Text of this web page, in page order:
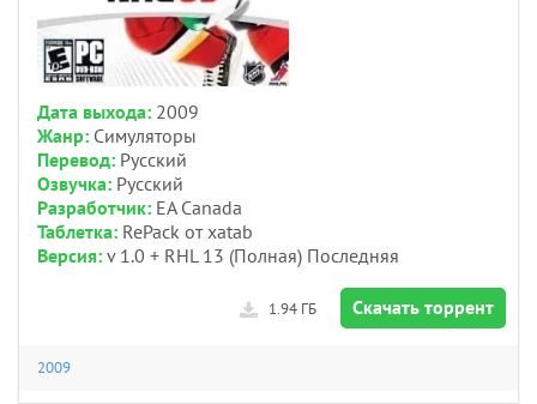
Дата выхода: 2009
Жанр: Симуляторы
Перевод: Русский
Озвучка: Русский
Разработчик: EA Canada
Таблетка: RePack от xatab
Версия: v 1.0 + RHL 13 (Полная) Последняя
Скачать торрент
1.94 ГБ
2009